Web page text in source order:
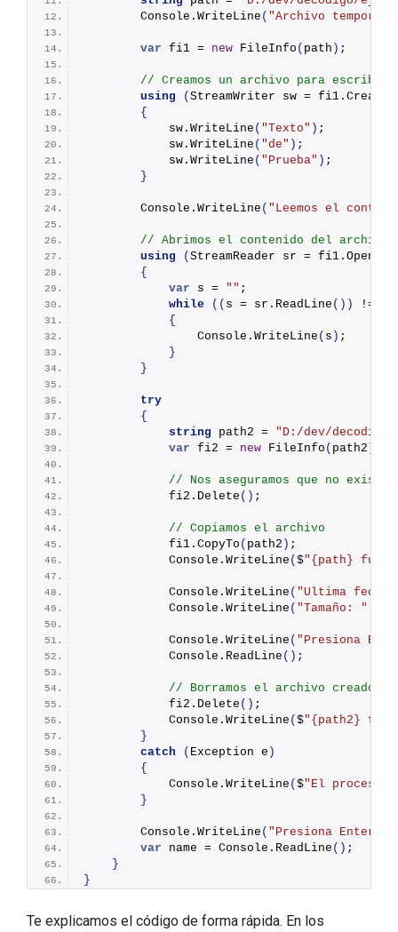
        Console.
WriteLine ( "Archivo temporal
var fi1 = new FileInfo ( path ) ;
// Creamos un archivo para
using
( StreamWriter sw = fi1.
{
            sw.
WriteLine ( "Texto" ) ;
            sw.
WriteLine ( "de" ) ;
            sw.
WriteLine ( "Prueba" ) ;
}
        Console.
WriteLine ( "Leemos el
// Abrimos el contenido del archivo
using
( StreamReader sr = fi1.
{
var s = "" ;
while
(( s = sr. ReadLine ()) !=
{
                Console.
WriteLine ( s ) ;
}
}
try
{
string path2 = "D:/dev/
var fi2 = new FileInfo ( path2
// Nos aseguramos que no
            fi2.
Delete () ;
// Copiamos el archivo
            fi1.
CopyTo ( path2 ) ;
            Console.
WriteLine ( $" {path} fue
            Console.
WriteLine ( "Ultima fecha
            Console.
WriteLine ( "Tamaño: "
            Console.
WriteLine ( "Presiona
            Console.
ReadLine () ;
// Borramos el archivo creado
            fi2.
Delete () ;
            Console.
WriteLine ( $" {path2} fue
}
catch
( Exception e )
{
            Console.
WriteLine ( $"El
}
        Console.
WriteLine ( "Presiona Enter
var name = Console. ReadLine () ;
}
}
Te explicamos el código de forma rápida. En los